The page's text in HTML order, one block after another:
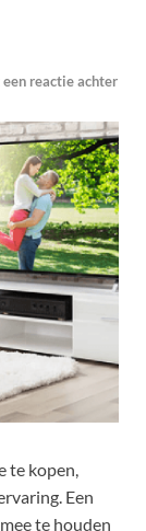
een reactie achter
te kopen,
Een
te houden